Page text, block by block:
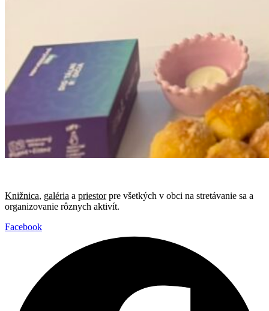
Knižnica, galéria a priestorpre všetkých v obci na stretávanie sa a
organizovanie rôznych aktivít.
Facebook